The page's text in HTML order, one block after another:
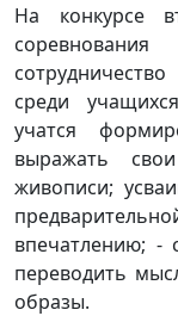
На конкурсе
среди
учатся
выражать
живописи;
впечатлению; -
переводить
образы.